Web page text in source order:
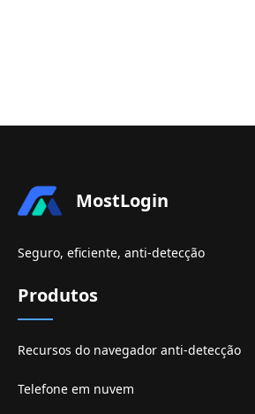
MostLogin
Seguro, eficiente, anti-detecção
Produtos
Recursos do navegador anti-detecção
Telefone em nuvem